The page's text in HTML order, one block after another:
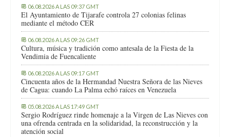
06.08.2026 A LAS 09:37 GMT
El Ayuntamiento de Tijarafe controla 27 colonias felinas
mediante el método CER
06.08.2026 A LAS 09:26 GMT
Cultura, música y tradición como antesala de la Fiesta de la
Vendimia de Fuencaliente
06.08.2026 A LAS 09:17 GMT
Cincuenta años de la Hermandad Nuestra Señora de las Nieves
de Cagua: cuando La Palma echó raíces en Venezuela
05.08.2026 A LAS 17:49 GMT
Sergio Rodríguez rinde homenaje a la Virgen de Las Nieves con
una ofrenda centrada en la solidaridad, la reconstrucción y la
atención social